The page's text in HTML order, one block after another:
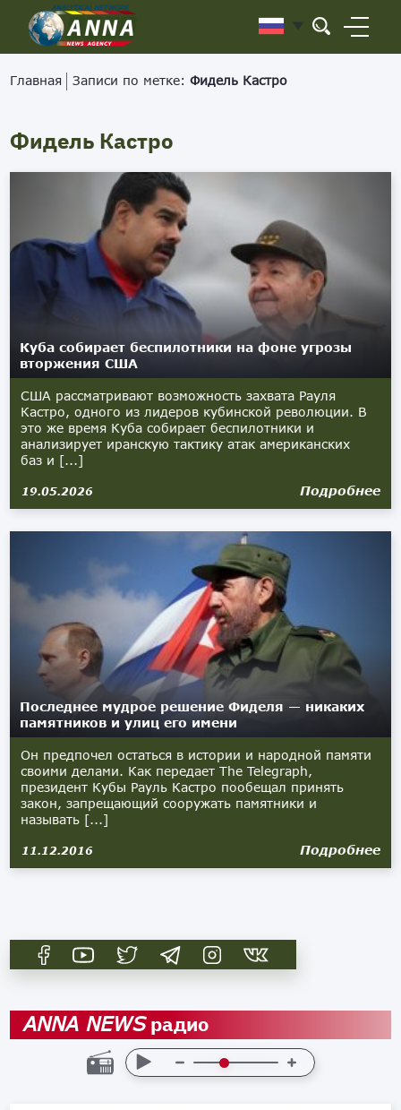
Главная Записи по метке:Фидель Кастро
Фидель Кастро
Куба собирает беспилотники на фоне угрозы
вторжения США
США рассматривают возможность захвата Рауля
Кастро, одного из лидеров кубинской революции. В
это же время Куба собирает беспилотники и
анализирует иранскую тактику атак американских
баз и [...]
19.05.2026 Подробнее
Последнее мудрое решение Фиделя — никаких
памятников и улиц его имени
Он предпочел остаться в истории и народной памяти
своими делами. Как передает The Telegraph,
президент Кубы Рауль Кастро пообещал принять
закон, запрещающий сооружать памятники и
называть [...]
11.12.2016 Подробнее
ANNA NEWSрадио